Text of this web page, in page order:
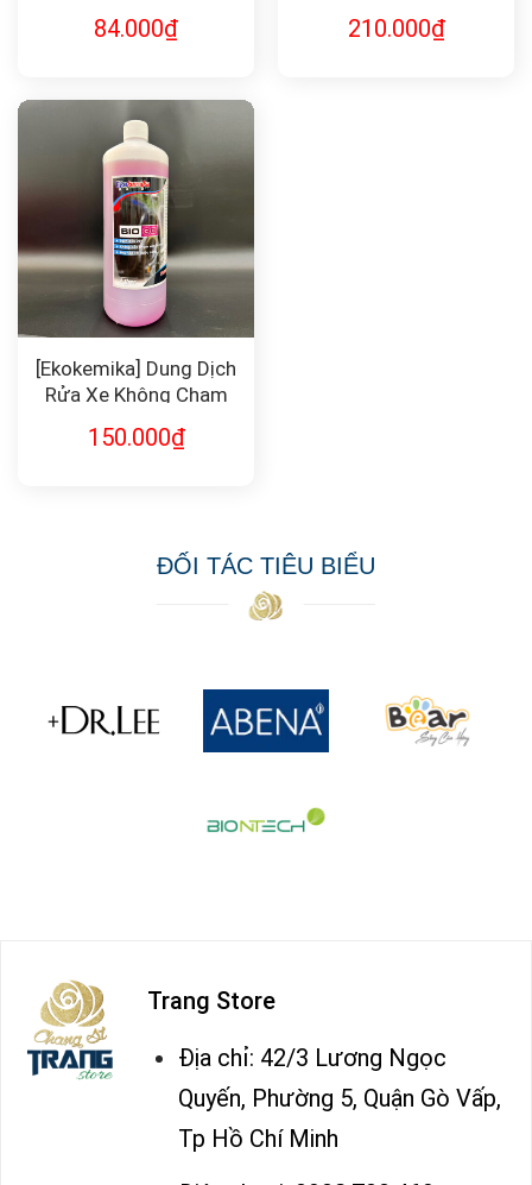
84.000₫
9990
210.000₫
[Ekokemika] Dung Dịch
Rửa Xe Không Chạm
150.000₫
ĐỐI TÁC TIÊU BIỂU
Trang Store
Địa chỉ: 42/3 Lương Ngọc
Quyến, Phường 5, Quận Gò Vấp,
Tp Hồ Chí Minh